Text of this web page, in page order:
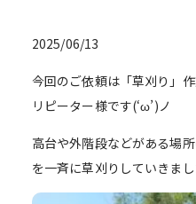
2025/06/13
今回のご依頼は「草刈り」
リピーター様です(‘ω’)ノ
高台や外階段などがある場
を一斉に草刈りしていきまし